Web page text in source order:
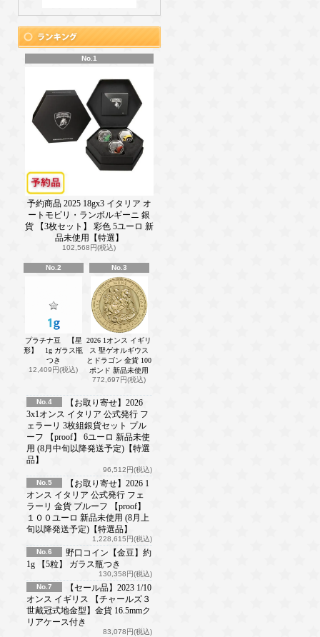
No.1
予約商品 2025 18gx3 イタリア オ
ートモビリ・ランボルギーニ 銀
貨 【3枚セット】 彩色 5ユーロ 新
品未使用【特選】
102,568円(税込)
No.2
プラチナ豆 【星
形】 1g ガラス瓶
つき
12,409円(税込)
No.3
2026 1オンス イギリ
ス 聖ゲオルギウス
とドラゴン 金貨 100
ポンド 新品未使用
772,697円(税込)
No.4
【お取り寄せ】2026
3x1オンス イタリア 公式発行 フ
ェラーリ 3枚組銀貨セット プル
ーフ 【proof】 6ユーロ 新品未使
用 (8月中旬以降発送予定)【特選
品】
96,512円(税込)
No.5
【お取り寄せ】2026 1
オンス イタリア 公式発行 フェ
ラーリ 金貨 プルーフ 【proof】
１００ユーロ 新品未使用 (8月上
旬以降発送予定)【特選品】
1,228,615円(税込)
No.6
野口コイン【金豆】約
1g 【5粒】 ガラス瓶つき
130,358円(税込)
No.7
【セール品】2023 1/10
オンス イギリス 【チャールズ３
世戴冠式地金型】金貨 16.5mmク
リアケース付き
83,078円(税込)